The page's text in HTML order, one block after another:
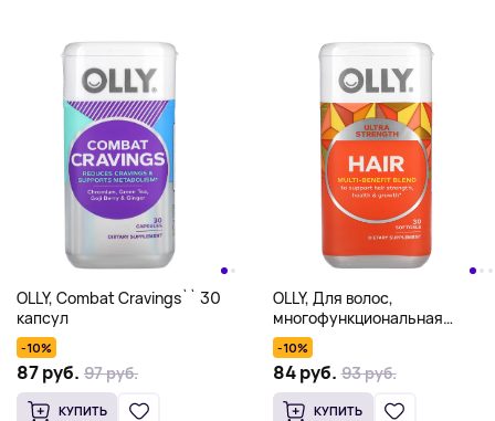
OLLY, Combat Cravings`` 30
капсул
-10%
87 руб. 97 руб.
КУПИТЬ
OLLY, Для волос,
многофункциональная
смесь, 30 мягких таблеток
-10%
84 руб. 93 руб.
КУПИТЬ